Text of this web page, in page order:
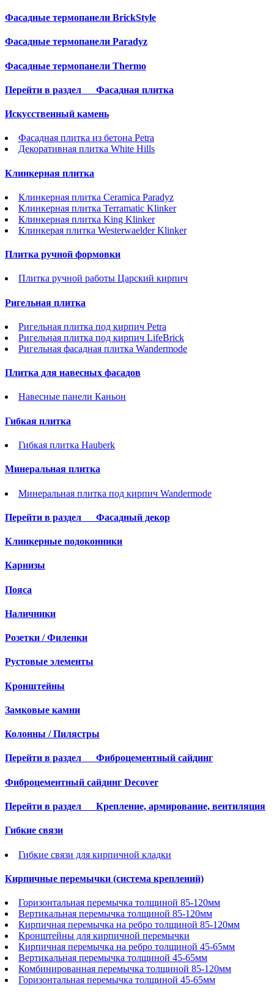
Фасадные термопанели BrickStyle
Фасадные термопанели Paradyz
Фасадные термопанели Thermo
Перейти в раздел Фасадная плитка
Искусственный камень
Фасадная плитка из бетона Petra
Декоративная плитка White Hills
Клинкерная плитка
Клинкерная плитка Ceramica Paradyz
Клинкерная плитка Terramatic Klinker
Клинкерная плитка King Klinker
Клинкерая плитка Westerwaelder Klinker
Плитка ручной формовки
Плитка ручной работы Царский кирпич
Ригельная плитка
Ригельная плитка под кирпич Petra
Ригельная плитка под кирпич LifeBrick
Ригельная фасадная плитка Wandermode
Плитка для навесных фасадов
Навесные панели Каньон
Гибкая плитка
Гибкая плитка Hauberk
Минеральная плитка
Минеральная плитка под кирпич Wandermode
Перейти в раздел Фасадный декор
Клинкерные подоконники
Карнизы
Пояса
Наличники
Розетки / Филенки
Рустовые элементы
Кронштейны
Замковые камни
Колонны / Пилястры
Перейти в раздел Фиброцементный сайдинг
Фиброцементный сайдинг Decover
Перейти в раздел Крепление, армирование, вентиляция
Гибкие связи
Гибкие связи для кирпичной кладки
Кирпичные перемычки (система креплений)
Горизонтальная перемычка толщиной 85-120мм
Вертикальная перемычка толщиной 85-120мм
Кирпичная перемычка на ребро толщиной 85-120мм
Кронштейны для кирпичной перемычки
Кирпичная перемычка на ребро толщиной 45-65мм
Вертикальная перемычка толщиной 45-65мм
Комбинированная перемычка толщиной 85-120мм
Горизонтальная перемычка толщиной 45-65мм